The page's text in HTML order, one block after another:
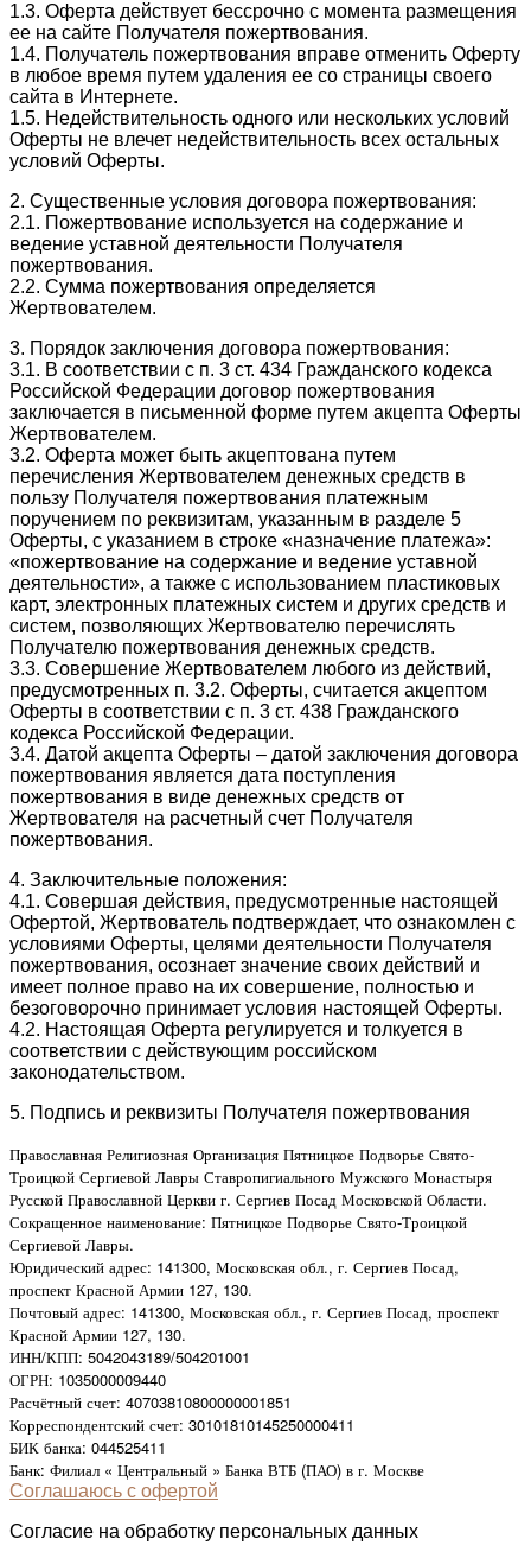
1.3. Оферта действует бессрочно с момента размещения
ее на сайте Получателя пожертвования.
1.4. Получатель пожертвования вправе отменить Оферту
в любое время путем удаления ее со страницы своего
сайта в Интернете.
1.5. Недействительность одного или нескольких условий
Оферты не влечет недействительность всех остальных
условий Оферты.
2. Существенные условия договора пожертвования:
2.1. Пожертвование используется на содержание и
ведение уставной деятельности Получателя
пожертвования.
2.2. Сумма пожертвования определяется
Жертвователем.
3. Порядок заключения договора пожертвования:
3.1. В соответствии с п. 3 ст. 434 Гражданского кодекса
Российской Федерации договор пожертвования
заключается в письменной форме путем акцепта Оферты
Жертвователем.
3.2. Оферта может быть акцептована путем
перечисления Жертвователем денежных средств в
пользу Получателя пожертвования платежным
поручением по реквизитам, указанным в разделе 5
Оферты, с указанием в строке «назначение платежа»:
«пожертвование на содержание и ведение уставной
деятельности», а также с использованием пластиковых
карт, электронных платежных систем и других средств и
систем, позволяющих Жертвователю перечислять
Получателю пожертвования денежных средств.
3.3. Совершение Жертвователем любого из действий,
предусмотренных п. 3.2. Оферты, считается акцептом
Оферты в соответствии с п. 3 ст. 438 Гражданского
кодекса Российской Федерации.
3.4. Датой акцепта Оферты – датой заключения договора
пожертвования является дата поступления
пожертвования в виде денежных средств от
Жертвователя на расчетный счет Получателя
пожертвования.
4. Заключительные положения:
4.1. Совершая действия, предусмотренные настоящей
Офертой, Жертвователь подтверждает, что ознакомлен с
условиями Оферты, целями деятельности Получателя
пожертвования, осознает значение своих действий и
имеет полное право на их совершение, полностью и
безоговорочно принимает условия настоящей Оферты.
4.2. Настоящая Оферта регулируется и толкуется в
соответствии с действующим российском
законодательством.
5. Подпись и реквизиты Получателя пожертвования
Православная Религиозная Организация Пятницкое Подворье Свято-
Троицкой Сергиевой Лавры Ставропигиального Мужского Монастыря
Русской Православной Церкви г. Сергиев Посад Московской Области.
Сокращенное наименование: Пятницкое Подворье Свято-Троицкой
Сергиевой Лавры.
Юридический адрес: 141300, Московская обл., г. Сергиев Посад,
проспект Красной Армии 127, 130.
Почтовый адрес: 141300, Московская обл., г. Сергиев Посад, проспект
Красной Армии 127, 130.
ИНН/КПП: 5042043189/504201001
ОГРН: 1035000009440
Расчётный счет: 40703810800000001851
Корреспондентский счет: 30101810145250000411
БИК банка: 044525411
Банк: Филиал « Центральный » Банка ВТБ (ПАО) в г. Москве
Соглашаюсь с офертой
Согласие на обработку персональных данных